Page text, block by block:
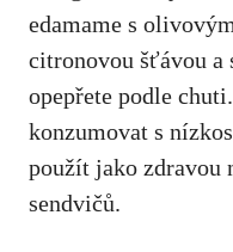
edamame⁤ s
citronovou šťávou a
opepřete podle‍
konzumovat s
použít jako zdravou
sendvičů.